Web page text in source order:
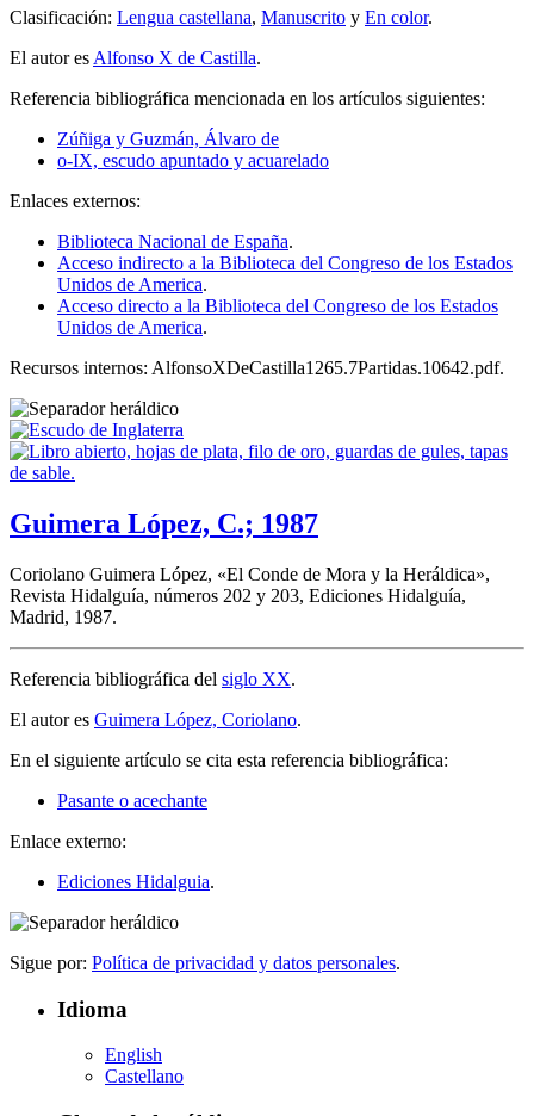
Clasificación: Lengua castellana, Manuscrito y En color.
El autor es Alfonso X de Castilla.
Referencia bibliográfica mencionada en los artículos siguientes:
Zúñiga y Guzmán, Álvaro de
o-IX, escudo apuntado y acuarelado
Enlaces externos:
Biblioteca Nacional de España.
Acceso indirecto a la Biblioteca del Congreso de los Estados
Unidos de America.
Acceso directo a la Biblioteca del Congreso de los Estados
Unidos de America.
Recursos internos: AlfonsoXDeCastilla1265.7Partidas.10642.pdf.
Guimera López, C.; 1987
Coriolano Guimera López, «El Conde de Mora y la Heráldica»,
Revista Hidalguía, números 202 y 203, Ediciones Hidalguía,
Madrid, 1987.
Referencia bibliográfica del siglo XX.
El autor es Guimera López, Coriolano.
En el siguiente artículo se cita esta referencia bibliográfica:
Pasante o acechante
Enlace externo:
Ediciones Hidalguia.
Sigue por: Política de privacidad y datos personales.
Idioma
English
Castellano